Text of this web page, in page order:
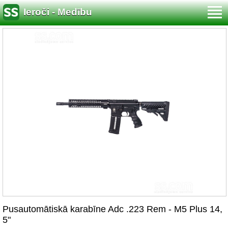
Ieroči - Medību
Pusautomātiskā karabīne Adc .223 Rem - M5 Plus 14,
5"